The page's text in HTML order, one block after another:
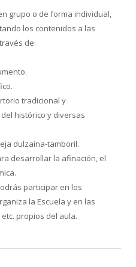
grupo o de forma individual,
los contenidos a las
de:
tradicional y
histórico y diversas
dulzaina-tamboril.
desarrollar la afinación, el
participar en los
la Escuela y en las
propios del aula.